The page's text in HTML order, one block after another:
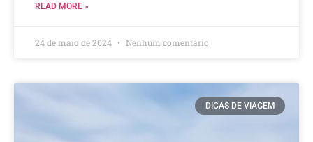
READ MORE »
24 de maio de 2024 Nenhum comentário
DICAS DE VIAGEM